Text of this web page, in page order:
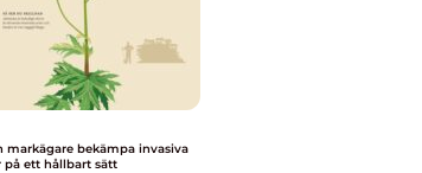
markägare bekämpa invasiva
på ett hållbart sätt